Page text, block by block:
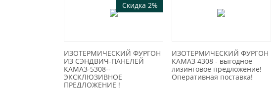
Скидка 2%
ИЗОТЕРМИЧЕСКИЙ ФУРГОН
ИЗ СЭНДВИЧ-ПАНЕЛЕЙ
КАМАЗ-5308--
ЭКСКЛЮЗИВНОЕ
ПРЕДЛОЖЕНИЕ !
ИЗОТЕРМИЧЕСКИЙ ФУРГОН
КАМАЗ 4308 - выгодное
лизинговое предложение!
Оперативная поставка!